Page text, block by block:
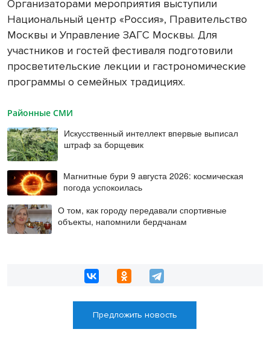
Организаторами мероприятия выступили
Национальный центр «Россия», Правительство
Москвы и Управление ЗАГС Москвы. Для
участников и гостей фестиваля подготовили
просветительские лекции и гастрономические
программы о семейных традициях.
Районные СМИ
Искусственный интеллект впервые выписал
штраф за борщевик
Магнитные бури 9 августа 2026: космическая
погода успокоилась
О том, как городу передавали спортивные
объекты, напомнили бердчанам
Предложить новость